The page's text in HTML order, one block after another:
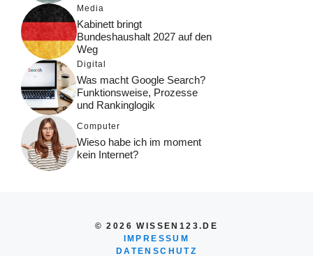
Media
Kabinett bringt
Bundeshaushalt 2027 auf den
Weg
Digital
Was macht Google Search?
Funktionsweise, Prozesse
und Rankinglogik
Computer
Wieso habe ich im moment
kein Internet?
© 2026 WISSEN123.DE
IMPRESSUM
DATENSCHUTZ